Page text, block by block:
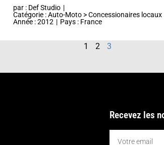
par : Def Studio
Catégorie :Auto-Moto >Concessionaires locaux
Année :2012 Pays : France
1 2 3
Recevez les